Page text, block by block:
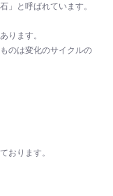
」と呼ばれています。
ります。
のは変化のサイクルの
おります。